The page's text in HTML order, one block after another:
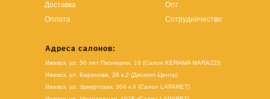
Доставка
Оплата
Опт
Сотрудничество
Адреса салонов:
Ижевск, ул. 50 лет Пионерии, 18 (Салон KERAMA MARAZZI)
Ижевск, ул. Баранова, 26 к.2 (Дисконт-Центр)
Ижевск, ул. Удмуртская, 304 к.4 (Салон LAPARET)